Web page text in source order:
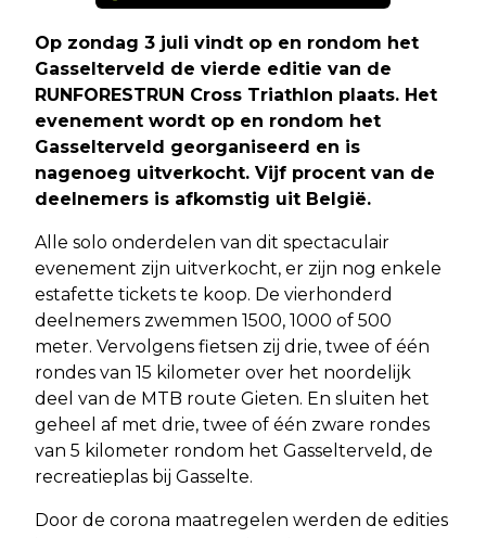
Op zondag 3 juli vindt op en rondom het
Gasselterveld de vierde editie van de
RUNFORESTRUN Cross Triathlon plaats. Het
evenement wordt op en rondom het
Gasselterveld georganiseerd en is
nagenoeg uitverkocht. Vijf procent van de
deelnemers is afkomstig uit België.
Alle solo onderdelen van dit spectaculair
evenement zijn uitverkocht, er zijn nog enkele
estafette tickets te koop. De vierhonderd
deelnemers zwemmen 1500, 1000 of 500
meter. Vervolgens fietsen zij drie, twee of één
rondes van 15 kilometer over het noordelijk
deel van de MTB route Gieten. En sluiten het
geheel af met drie, twee of één zware rondes
van 5 kilometer rondom het Gasselterveld, de
recreatieplas bij Gasselte.
Door de corona maatregelen werden de edities